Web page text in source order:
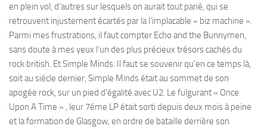
en plein vol, d’autres sur lesquels on aurait tout parié, qui se
retrouvent injustement écartés par la l’implacable « biz machine ».
Parmi mes frustrations, il faut compter Echo and the Bunnymen,
sans doute à mes yeux l’un des plus précieux trésors cachés du
rock british. Et Simple Minds. Il faut se souvenir qu’en ce temps là,
soit au siécle dernier, Simple Minds était au sommet de son
apogée rock, sur un pied d’égalité avec U2. Le fulgurant « Once
Upon A Time » , leur 7éme LP était sorti depuis deux mois à peine
et la formation de Glasgow, en ordre de bataille derrière son